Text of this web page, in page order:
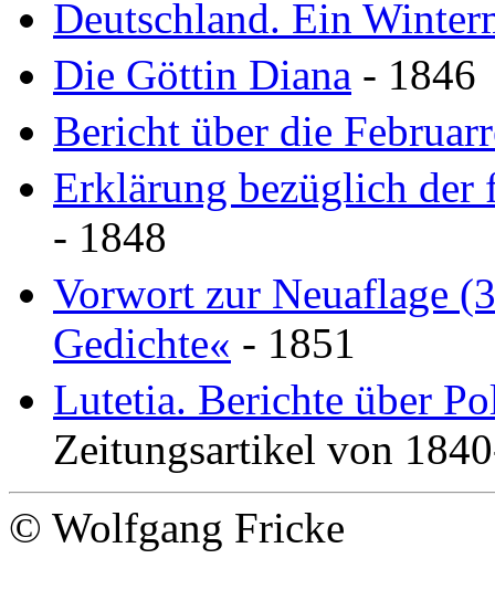
Deutschland. Ein
Die Göttin Diana - 1846
Bericht über die
Erklärung bezüglich der
- 1848
Vorwort zur Neuaflage
Gedichte« - 1851
Lutetia. Berichte über
Zeitungsartikel von
© Wolfgang Fricke